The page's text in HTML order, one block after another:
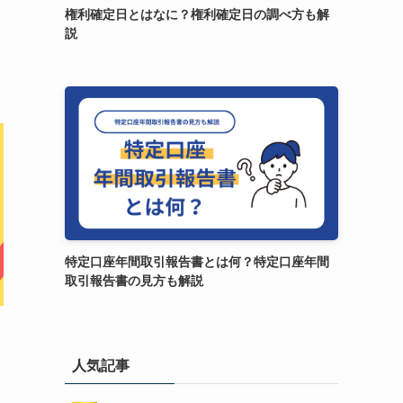
権利確定日とはなに？権利確定日の調べ方も解
説
特定口座年間取引報告書とは何？特定口座年間
取引報告書の見方も解説
人気記事